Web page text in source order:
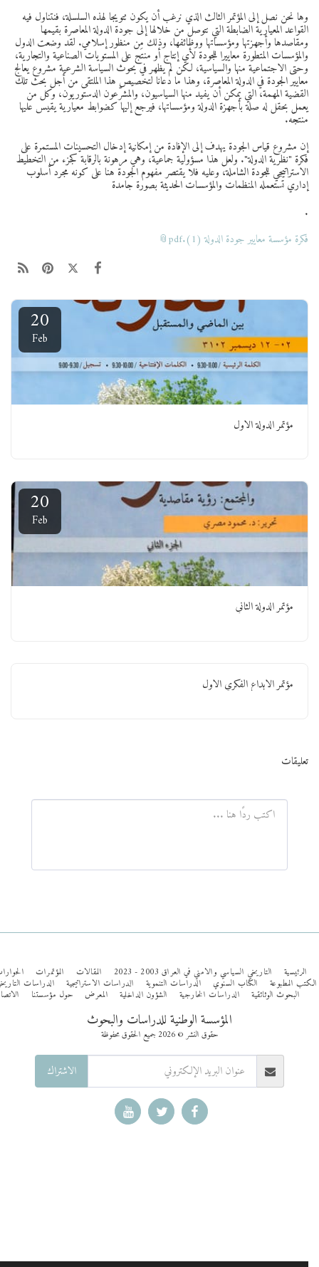
وها نحن نصل إلى المؤتمر الثالث الذي نرغب أن يكون تتويجا لهذه السلسلة، فنتناول فيه
القواعد المعيارية الضابطة التي نتوصل من خلالها إلى جودة الدولة المعاصرة بقيمها
ومقاصدها وأجهزتها ومؤسساتها ووظائفها، وذلك من منظور إسلامي. لقد وضعت الدول
والمؤسسات المتطورة معاييرا للجودة لأي إنتاج أو منتَج على المستويات الصناعية والتجارية،
وحتى الاجتماعية منها والسياسية، لكن لم يظهر في بحوث السياسة الشرعية مشروع يعالج
معايير الجودة في الدولة المعاصرة، وهذا ما دعانا لتخصيص هذا الملتقى من أجل بحث تلك
القضية المهمة، التي يمكن أن يفيد منها السياسيون، والمشرّعون الدستوريون، وكل من
يعمل بحقل له صلة بأجهزة الدولة ومؤسساتها، فيرجع إليها كضوابط معيارية يقيس عليها
منتجَه.
إن مشروع قياس الجودة يهدف إلى الإفادة من إمكانية إدخال التحسينات المستمرة على
فكرة "نظرية الدولة". ولعل هذا مسؤولية جماعية، وهي مرهونة بالرقابة كجزء من التخطيط
الاستراتيجي للجودة الشاملة، وعليه فلا يقتصر مفهوم الجودة هنا على كونه مجرد أسلوب
إداري تستعمله المنظمات والمؤسسات الحديثة بصورة جامدة
فكرة مؤسسة معايير جودة الدولة (1).pdf
20
Feb
مؤتمر الدولة الاول
20
Feb
مؤتمر الدولة الثاني
مؤتمر الابداع الفكري الاول
تعليقات
المؤسسة الوطنية للدراسات والبحوث
حقوق النشر © 2026 جميع الحقوق محفوظة
الرئيسية التاريخي السياسي والامني في العراق 2003 - 2023 المقالات المؤتمرات
الحوارات
المطبوعة
الكتاب السنوي الدراسات التنموية الدراسات الاستراتيجية
الدراسات التاريخية
البحوث الوثائقية
الدراسات الخارجية الشؤون الداخلية المعرض حول مؤسستنا الاتصال
الاشتراك